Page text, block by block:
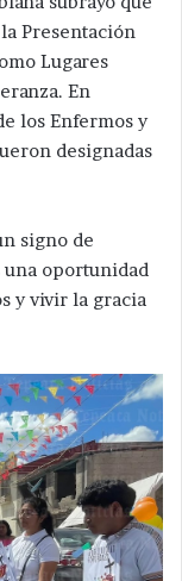
Presentación
Lugares
En
los Enfermos y
designadas
signo de
oportunidad
y vivir la gracia